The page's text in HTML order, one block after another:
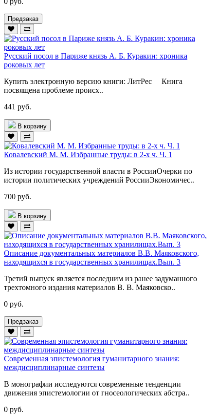
Предзаказ
Русский посол в Париже князь А. Б. Куракин: хроника
роковых лет
Купить электронную версию книги: ЛитРес Книга
посвящена проблеме происх..
441 руб.
В корзину
Ковалевский М. М. Избранные труды: в 2-х ч. Ч. 1
Из истории государственной власти в РоссииОчерки по
истории политических учреждений РоссииЭкономичес..
700 руб.
В корзину
Описание документальных материалов В.В. Маяковского,
находящихся в государственных хранилищах.Вып. 3
Третий выпуск является последним из ранее задуманного
трехтомного издания материалов В. В. Маяковско..
0 руб.
Предзаказ
Современная эпистемология гуманитарного знания:
междисциплинарные синтезы
В монографии исследуются современные тенденции
движения эпистемологии от гносеологических абстра..
0 руб.